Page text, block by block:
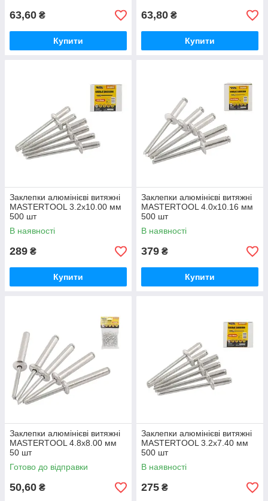
63,60 ₴
Купити
63,80 ₴
Купити
Заклепки алюмінієві витяжні
MASTERTOOL 3.2х10.00 мм
500 шт
В наявності
289 ₴
Купити
Заклепки алюмінієві витяжні
MASTERTOOL 4.0х10.16 мм
500 шт
В наявності
379 ₴
Купити
Заклепки алюмінієві витяжні
MASTERTOOL 4.8х8.00 мм
50 шт
Готово до відправки
50,60 ₴
Заклепки алюмінієві витяжні
MASTERTOOL 3.2х7.40 мм
500 шт
В наявності
275 ₴